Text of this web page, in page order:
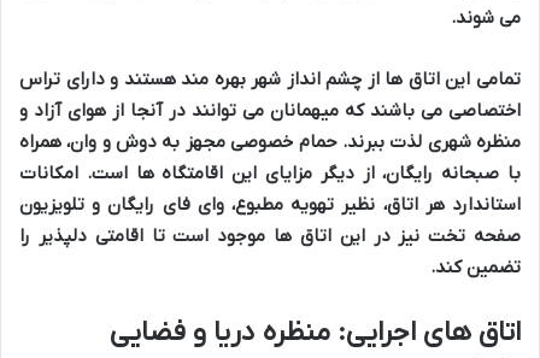
می شوند.
تمامی ایناتاق ها از چشم انداز شهر بهره مند هستند و دارای تراس
اختصاصی می باشند که میهمانان می توانند در آنجا از هوای آزاد و
منظره شهری لذت ببرند.حمام خصوصیمجهز به دوشو وان، همراه
با صبحانه رایگان، از دیگر مزایایاین اقامتگاه ها است. امکانات
استاندارد هر اتاق، نظیر تهویه مطبوع،وای فای رایگانو تلویزیون
صفحه تختنیز در ایناتاق ها موجود است تااقامتی دلپذیر را
تضمین کند.
اتاق های اجرایی: منظره دریا و فضایی